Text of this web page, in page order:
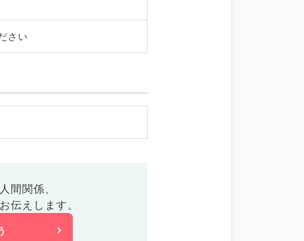
さい
間関係、
伝えします。